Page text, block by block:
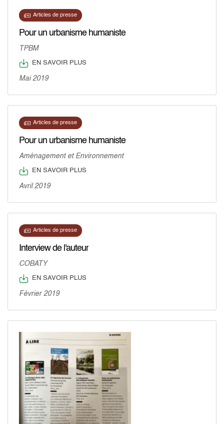
Articles de presse
Pour un urbanisme humaniste
TPBM
EN SAVOIR PLUS
Mai 2019
Articles de presse
Pour un urbanisme humaniste
Aménagement et Environnement
EN SAVOIR PLUS
Avril 2019
Articles de presse
Interview de l'auteur
COBATY
EN SAVOIR PLUS
Février 2019